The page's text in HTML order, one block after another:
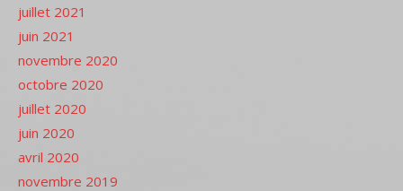
juillet 2021
juin 2021
novembre 2020
octobre 2020
juillet 2020
juin 2020
avril 2020
novembre 2019